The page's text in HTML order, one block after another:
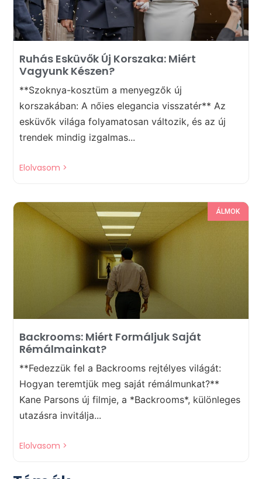
Ruhás Esküvők Új Korszaka: Miért
Vagyunk Készen?
**Szoknya-kosztüm a menyegzők új
korszakában: A nőies elegancia visszatér** Az
esküvők világa folyamatosan változik, és az új
trendek mindig izgalmas...
Elolvasom >
ÁLMOK
Backrooms: Miért Formáljuk Saját
Rémálmainkat?
**Fedezzük fel a Backrooms rejtélyes világát:
Hogyan teremtjük meg saját rémálmunkat?**
Kane Parsons új filmje, a *Backrooms*, különleges
utazásra invitálja...
Elolvasom >